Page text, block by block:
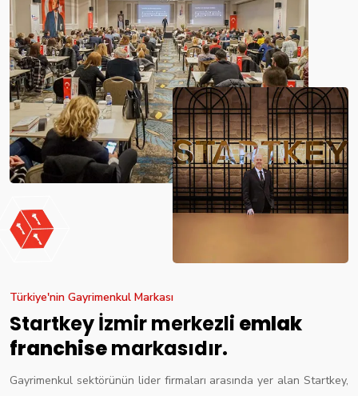
Türkiye'nin Gayrimenkul Markası
Startkey İzmir merkezli emlak
franchisemarkasıdır.
Gayrimenkul sektörünün lider firmaları arasında yer alan Startkey,